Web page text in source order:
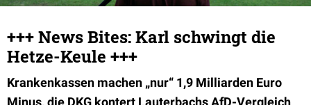
+++ News Bites: Karl schwingt die
Hetze-Keule +++
Krankenkassen machen „nur“ 1,9 Milliarden Euro
Minus, die DKG kontert Lauterbachs AfD-Vergleich